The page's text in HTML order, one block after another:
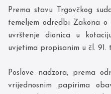
Prema stavu Trgovčkog
temeljem odredbi Zakona
uvrštenje dionica u
uvjetima propisanim u čl. 91.
Poslove nadzora, prema
vrijednosnim papirima